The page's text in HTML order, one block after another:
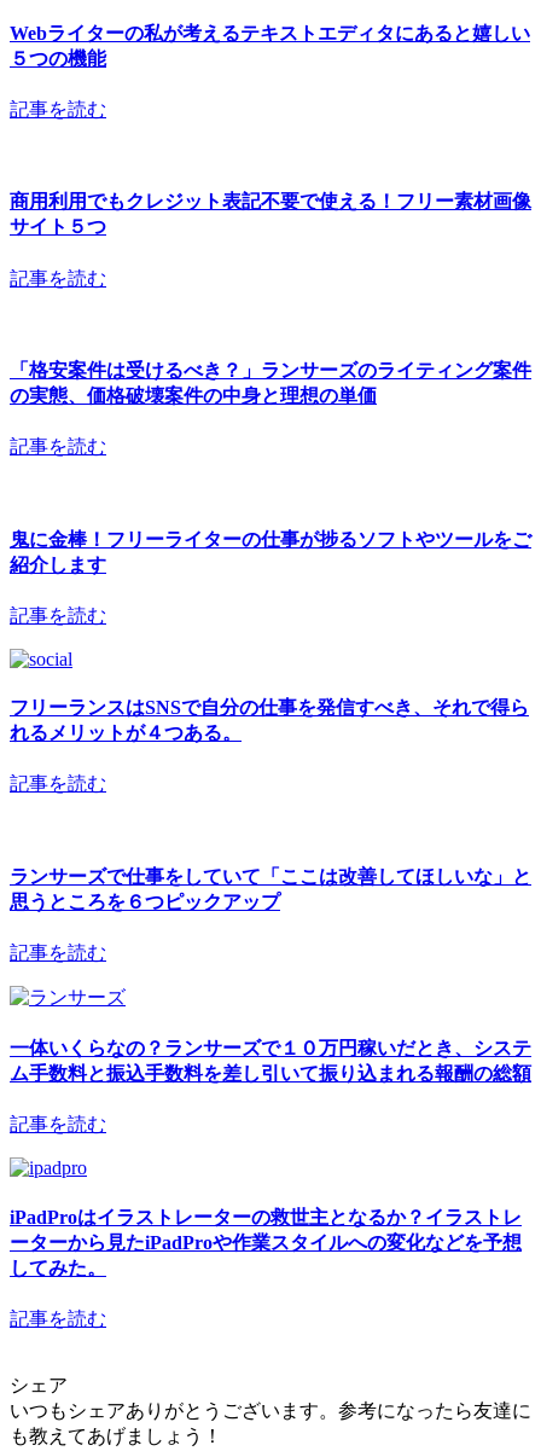
Webライターの私が考えるテキストエディタにあると嬉しい
５つの機能
記事を読む
商用利用でもクレジット表記不要で使える！フリー素材画像
サイト５つ
記事を読む
「格安案件は受けるべき？」ランサーズのライティング案件
の実態、価格破壊案件の中身と理想の単価
記事を読む
鬼に金棒！フリーライターの仕事が捗るソフトやツールをご
紹介します
記事を読む
フリーランスはSNSで自分の仕事を発信すべき、それで得ら
れるメリットが４つある。
記事を読む
ランサーズで仕事をしていて「ここは改善してほしいな」と
思うところを６つピックアップ
記事を読む
一体いくらなの？ランサーズで１０万円稼いだとき、システ
ム手数料と振込手数料を差し引いて振り込まれる報酬の総額
記事を読む
iPadProはイラストレーターの救世主となるか？イラストレ
ーターから見たiPadProや作業スタイルへの変化などを予想
してみた。
記事を読む
シェア
いつもシェアありがとうございます。参考になったら友達に
も教えてあげましょう！